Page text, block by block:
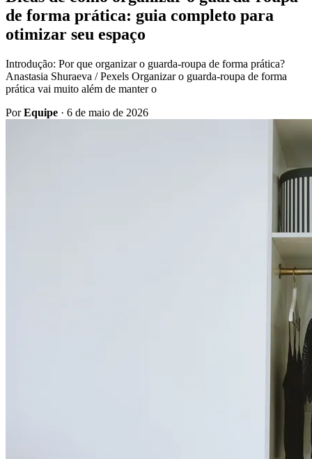
de forma prática: guia completo para
otimizar seu espaço
Introdução: Por que organizar o guarda-roupa de forma prática?
Anastasia Shuraeva / Pexels Organizar o guarda-roupa de forma
prática vai muito além de manter o
PorEquipe · 6 de maio de 2026